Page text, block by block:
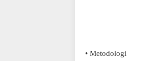
• Metodologi